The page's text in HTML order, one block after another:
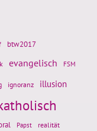
btw2017
evangelisch FSM
ignoranz illusion
Papst realität